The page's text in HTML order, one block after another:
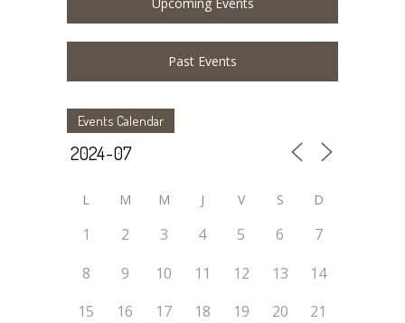
Upcoming Events
Past Events
Events Calendar
L M M J V S D
1 2 3 4 5 6
7
8
9 10 11 12 13
14
15
16 17 18 19 20
21